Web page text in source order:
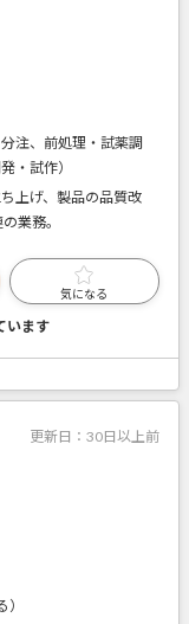
注、前処理・試薬調
・試作）
上げ、製品の品質改
業務。
気になる
います
更新日： 30日以上前